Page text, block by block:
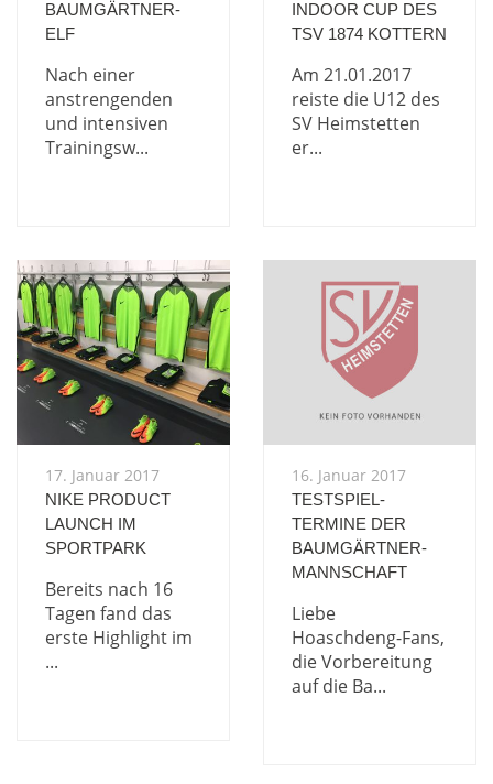
BAUMGÄRTNER-
ELF
Nach einer
anstrengenden
und intensiven
Trainingsw...
INDOOR CUP DES
TSV 1874 KOTTERN
Am 21.01.2017
reiste die U12 des
SV Heimstetten
er...
17. Januar 2017
NIKE PRODUCT
LAUNCH IM
SPORTPARK
Bereits nach 16
Tagen fand das
erste Highlight im
...
16. Januar 2017
TESTSPIEL-
TERMINE DER
BAUMGÄRTNER-
MANNSCHAFT
Liebe
Hoaschdeng-Fans,
die Vorbereitung
auf die Ba...